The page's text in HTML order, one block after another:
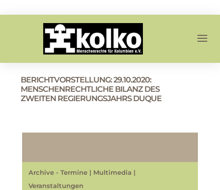
BERICHTVORSTELLUNG: 29.10.2020:
MENSCHENRECHTLICHE BILANZ DES
ZWEITEN REGIERUNGSJAHRS DUQUE
Archive - Termine| Multimedia |
Veranstaltungen